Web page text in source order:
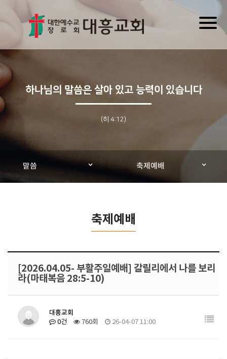
하나님의 말씀은 살아 있고 능력이 있습니다
(히 4:12)
말씀 축제예배
축제예배
[2026.04.05- 부활주일예배] 갈릴리에서 나를 보리
라(마태복음 28:5-10)
대흥교회
0건 760회 26-04-07 11:00